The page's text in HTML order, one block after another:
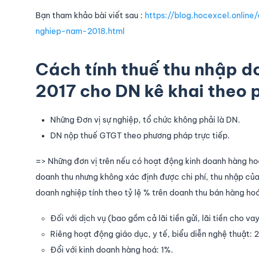
Bạn tham khảo bài viết sau : https://
nghiep-nam-2018.html
Cách tính thuế thu nhập
2017 cho DN kê khai
Những Đơn vị sự nghiệp, tổ chức không phải là DN.
DN nộp thuế GTGT theo phương pháp trực tiếp.
=> Những đơn vị trên nếu có hoạt động kinh doanh hàng
doanh thu nhưng không xác định được chi phí, thu nhập
doanh nghiệp tính theo tỷ lệ % trên doanh thu bán hàng
Đối với dịch vụ (bao gồm cả lãi tiền gửi, lãi tiền cho
Riêng hoạt động giáo dục, y tế, biểu diễn nghệ thuật:
Đổi với kinh doanh hàng hoá: 1%.